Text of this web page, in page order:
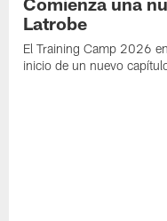
Latrobe
El Training Camp 2026
inicio de un nuevo